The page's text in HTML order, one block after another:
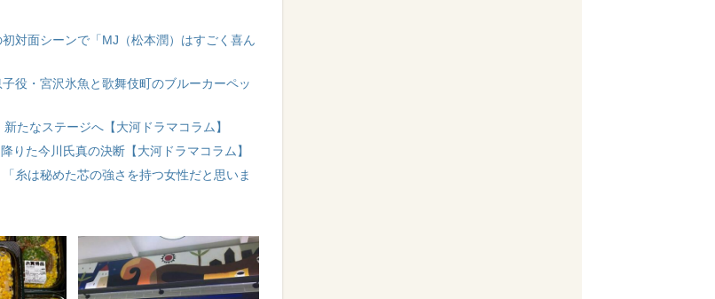
対面シーンで「MJ（松本潤）はすごく喜ん
役・宮沢氷魚と歌舞伎町のブルーカーペッ
たなステージへ【大河ドラマコラム】
りた今川氏真の決断【大河ドラマコラム】
糸は秘めた芯の強さを持つ女性だと思いま